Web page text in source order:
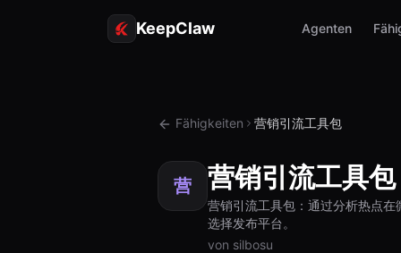
KeepClaw Agenten
Fähigkeiten 营销引流工具包
营 营销引流工具包
营销引流工具包：通过分析热点
选择发布平台。
von silbosu